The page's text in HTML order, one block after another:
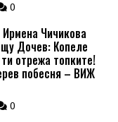
0
Чичикова
Дочев: Копеле
отрежа топките!
побесня – ВИЖ
0